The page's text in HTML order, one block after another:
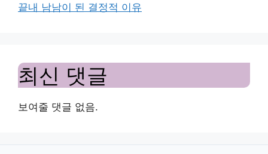
끝내 남남이 된 결정적 이유
최신 댓글
보여줄 댓글 없음.